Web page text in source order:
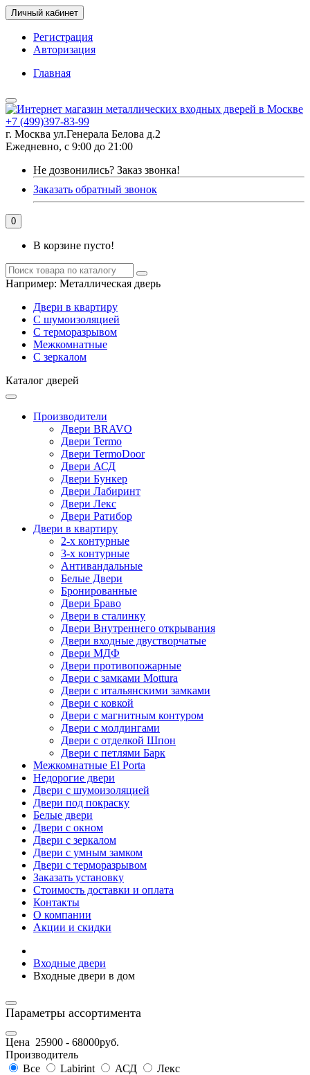
Личный кабинет
Регистрация
Авторизация
Главная
+7 (499)397-83-99
г. Москва ул.Генерала Белова д.2
Ежедневно, с 9:00 до 21:00
Не дозвонились? Заказ звонка!
Заказать обратный звонок
0
В корзине пусто!
Например: Металлическая дверь
Двери в квартиру
С шумоизоляцией
С терморазрывом
Межкомнатные
С зеркалом
Каталог дверей
Производители
Двери BRAVO
Двери Termo
Двери TermoDoor
Двери АСД
Двери Бункер
Двери Лабиринт
Двери Лекс
Двери Ратибор
Двери в квартиру
2-х контурные
3-х контурные
Антивандальные
Белые Двери
Бронированные
Двери Браво
Двери в сталинку
Двери Внутреннего открывания
Двери входные двустворчатые
Двери МДФ
Двери противопожарные
Двери с замками Mottura
Двери с итальянскими замками
Двери с ковкой
Двери с магнитным контуром
Двери с молдингами
Двери с отделкой Шпон
Двери с петлями Барк
Межкомнатные El Porta
Недорогие двери
Двери с шумоизоляцией
Двери под покраску
Белые двери
Двери с окном
Двери с зеркалом
Двери с умным замком
Двери с терморазрывом
Заказать установку
Стоимость доставки и оплата
Контакты
О компании
Акции и скидки
Входные двери
Входные двери в дом
Параметры ассортимента
Цена 25900 - 68000руб.
Производитель
Все
Labirint АСД Лекс